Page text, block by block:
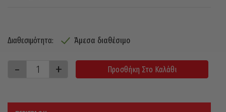
Διαθεσιμότητα: Άμεσα διαθέσιμο
Προσθήκη Στο Καλάθι